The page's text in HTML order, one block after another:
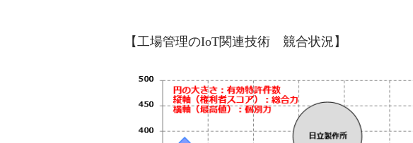
【工場管理のIoT関連技術 競合状況】